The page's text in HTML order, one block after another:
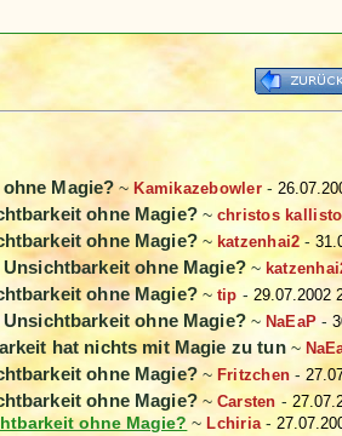
Magie? ~ Kamikazebowler-
ohne Magie?~ christos
ohne Magie?~ katzenhai2 -
Unsichtbarkeit ohne Magie?~
ohne Magie?~ tip - 29.07.2002
Unsichtbarkeit ohne Magie?~ NaEaP -
hat nichts mit Magie zu tun~
ohne Magie?~ Fritzchen -
ohne Magie?~ Carsten -
ohne Magie? ~ Lchiria -